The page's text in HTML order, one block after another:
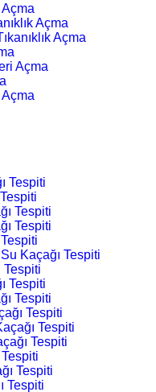
Açma
Açma
Açma
Açma
Açma
Tespiti
Tespiti
Tespiti
Kaçağı Tespiti
Tespiti
Tespiti
Tespiti
Tespiti
Tespiti
Tespiti
Tespiti
Tespiti